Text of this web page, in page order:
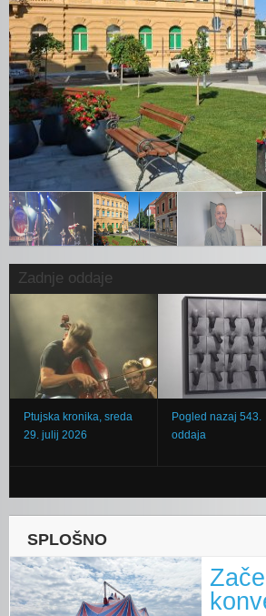
Uradno odprto prenovljeno
Mestna občina Ptuj je zaključila obsežno
pomembnejših prometnih investicij v mestu,
Zadnje oddaje
Ptujska kronika, sreda
29. julij 2026
Pogled nazaj 543.
oddaja
SPLOŠNO